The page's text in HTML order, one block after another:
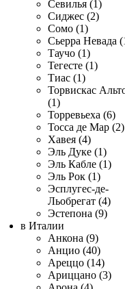
Севилья (1)
Сиджес (2)
Сомо (1)
Сьерра Невада
Таучо (1)
Тегесте (1)
Тиас (1)
Торвискас
(1)
Торревьеха (6)
Тосса де Мар (2)
Хавея (4)
Эль Дуке (1)
Эль Кабле (1)
Эль Рок (1)
Эсплугес-де-
Льобрегат (4)
Эстепона (9)
в Италии
Анкона (9)
Анцио (40)
Ареццо (14)
Ариццано (3)